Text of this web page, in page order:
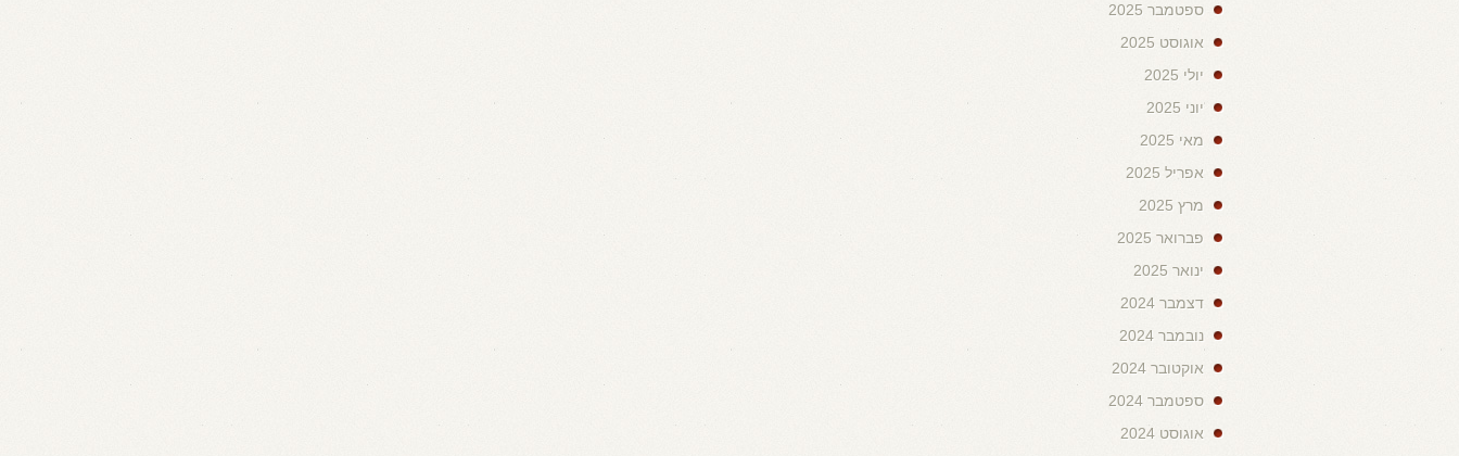
ספטמבר 2025
אוגוסט 2025
יולי 2025
יוני 2025
מאי 2025
אפריל 2025
מרץ 2025
פברואר 2025
ינואר 2025
דצמבר 2024
נובמבר 2024
אוקטובר 2024
ספטמבר 2024
אוגוסט 2024